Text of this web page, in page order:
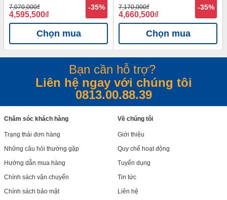
7,070,000đ
4,595,500đ
-35%
Chọn mua
7,170,000đ
4,660,500đ
-35%
Chọn mua
Bạn cần hỗ trợ?
Liên hệ ngay với chúng tôi
0813.00.88.39
Chăm sóc khách hàng
Trạng thái đơn hàng
Những câu hỏi thường gặp
Hướng dẫn mua hàng
Chính sách vận chuyển
Chính sách bảo mật
Về chúng tôi
Giới thiệu
Quy chế hoạt động
Tuyển dụng
Tin tức
Liên hệ